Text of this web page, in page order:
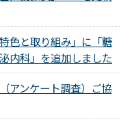
色と取り組み」に「糖
内科」を追加しました
アンケート調査）ご協